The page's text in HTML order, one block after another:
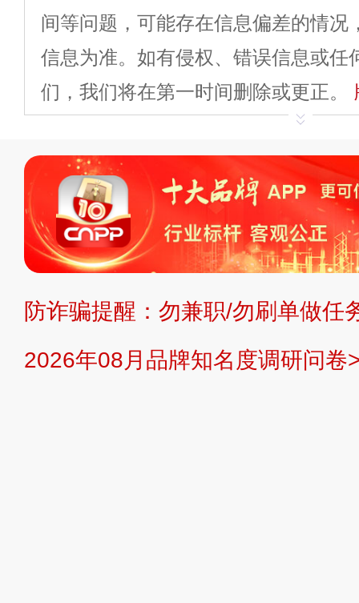
间等问题，可能存在信息偏差的情况
信息为准。如有侵权、错误信息或任
们，我们将在第一时间删除或更正。
平台自有内容（文字
标、LOGO 等）知识产权归本站所
复制、转载、商用。本站不生产产
不代理、不招商、不提供中介服务。
持投资购买的观点或意见，页面信息
提交说明： 快速提交发布>> 提交品
防诈骗提醒：勿兼职/勿刷单做任
2026年08月品牌知名度调研问卷